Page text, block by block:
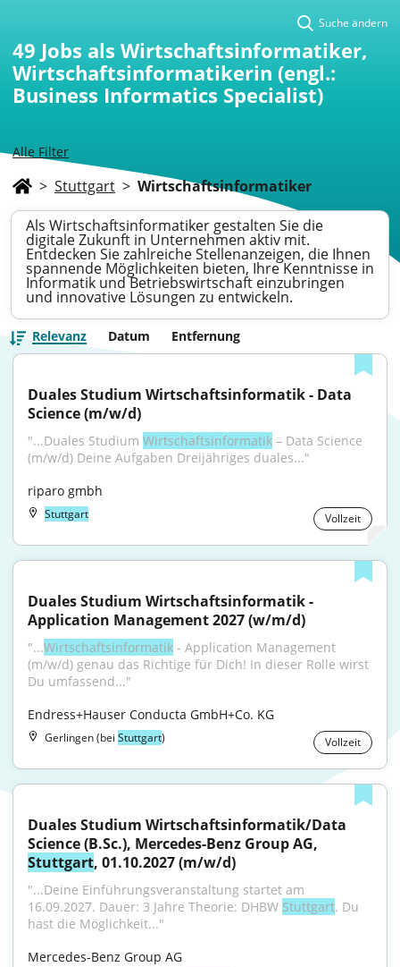
Alle Filter
Suche ändern
49 Jobs als Wirtschaftsinformatiker,
Wirtschaftsinformatikerin (engl.:
Business Informatics Specialist)
> Stuttgart > Wirtschaftsinformatiker
Als Wirtschaftsinformatiker gestalten Sie die
digitale Zukunft in Unternehmen aktiv mit.
Entdecken Sie zahlreiche Stellenanzeigen, die Ihnen
spannende Möglichkeiten bieten, Ihre Kenntnisse in
Informatik und Betriebswirtschaft einzubringen
und innovative Lösungen zu entwickeln.
Relevanz Datum Entfernung
Duales Studium Wirtschaftsinformatik - Data
Science (m/w/d)
"...Duales Studium Wirtschaftsinformatik – Data Science
(m/w/d) Deine Aufgaben Dreijähriges duales..."
riparo gmbh
Stuttgart Vollzeit
Duales Studium Wirtschaftsinformatik -
Application Management 2027 (w/m/d)
"...Wirtschaftsinformatik - Application Management
(m/w/d) genau das Richtige für Dich! In dieser Rolle wirst
Du umfassend..."
Endress+Hauser Conducta GmbH+Co. KG
Gerlingen (bei Stuttgart) Vollzeit
Duales Studium Wirtschaftsinformatik/Data
Stuttgart, 01.10.2027 (m/w/d)
"...Deine Einführungsveranstaltung startet am
16.09.2027. Dauer: 3 Jahre Theorie: DHBW Stuttgart. Du
hast die Möglichkeit..."
Mercedes-Benz Group AG